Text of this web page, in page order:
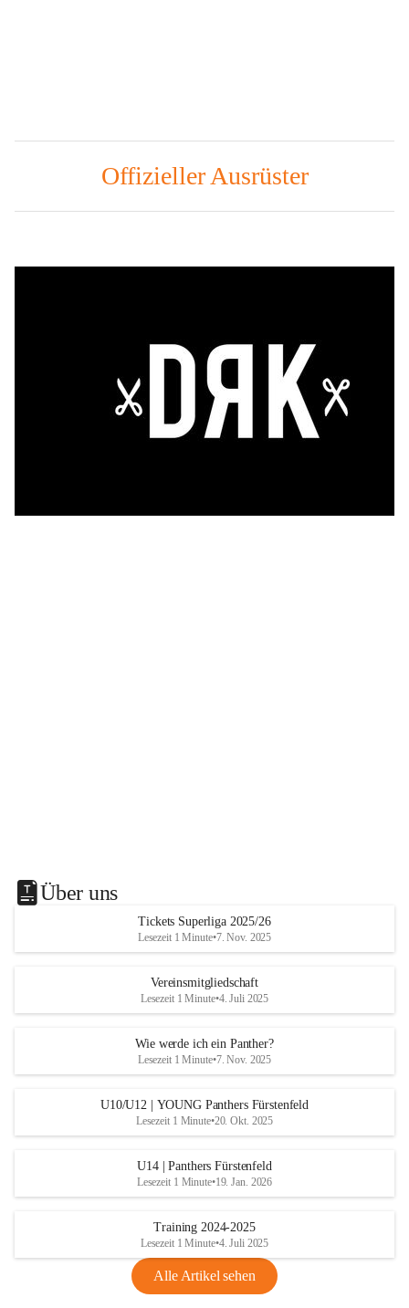
Offizieller Ausrüster
Über uns
Tickets Superliga 2025/26
Lesezeit 1 Minute•7. Nov. 2025
Vereinsmitgliedschaft
Lesezeit 1 Minute•4. Juli 2025
Wie werde ich ein Panther?
Lesezeit 1 Minute•7. Nov. 2025
U10/U12 | YOUNG Panthers Fürstenfeld
Lesezeit 1 Minute•20. Okt. 2025
U14 | Panthers Fürstenfeld
Lesezeit 1 Minute•19. Jan. 2026
Training 2024-2025
Lesezeit 1 Minute•4. Juli 2025
Alle Artikel sehen